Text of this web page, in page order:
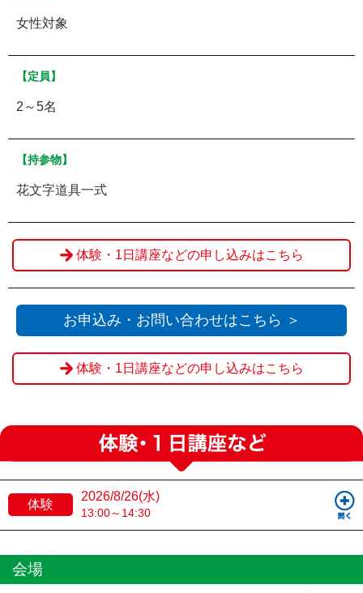
女性対象
【定員】
2～5名
【持参物】
花文字道具一式
体験・1日講座などの申し込みはこちら
お申込み・お問い合わせはこちら ＞
体験・1日講座などの申し込みはこちら
体験
2026/8/26(水)
13:00～14:30
会場